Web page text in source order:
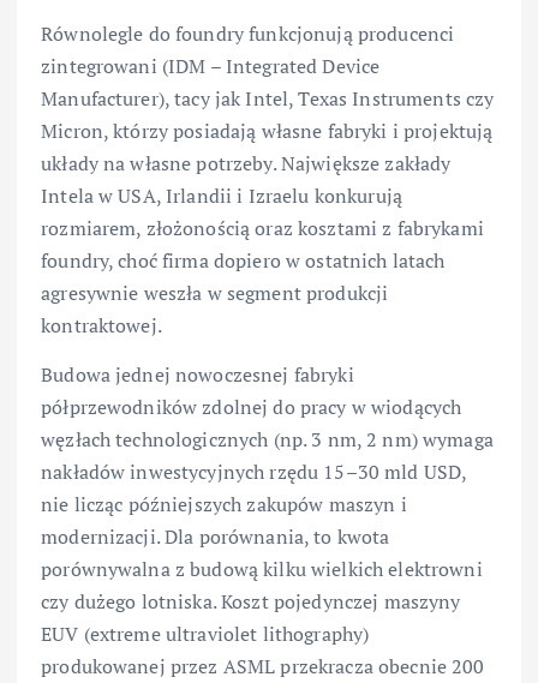
Równolegle do foundry funkcjonują producenci
zintegrowani (IDM – Integrated Device
Manufacturer), tacy jak Intel, Texas Instruments czy
Micron, którzy posiadają własne fabryki i projektują
układy na własne potrzeby. Największe zakłady
Intela w USA, Irlandii i Izraelu konkurują
rozmiarem, złożonością oraz kosztami z fabrykami
foundry, choć firma dopiero w ostatnich latach
agresywnie weszła w segment produkcji
kontraktowej.
Budowa jednej nowoczesnej fabryki
półprzewodników zdolnej do pracy w wiodących
węzłach technologicznych (np. 3 nm, 2 nm) wymaga
nakładów inwestycyjnych rzędu 15–30 mld USD,
nie licząc późniejszych zakupów maszyn i
modernizacji. Dla porównania, to kwota
porównywalna z budową kilku wielkich elektrowni
czy dużego lotniska. Koszt pojedynczej maszyny
EUV (extreme ultraviolet lithography)
produkowanej przez ASML przekracza obecnie 200